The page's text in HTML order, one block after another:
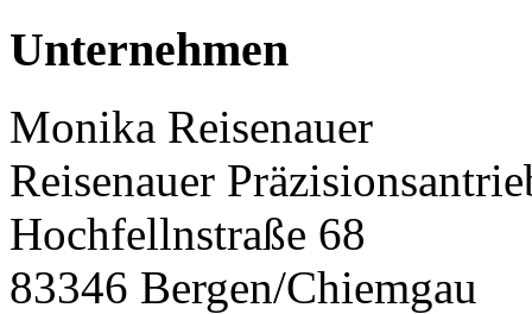
Unternehmen
Monika Reisenauer
Reisenauer
Hochfellnstraße 68
83346 Bergen/Chiemgau